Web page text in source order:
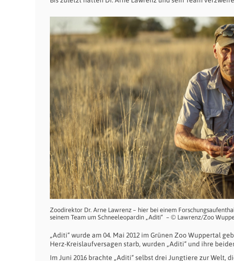
Zoodirektor Dr. Arne Lawrenz – hier bei einem
seinem Team um Schneeleopardin „Aditi“ – © Lawrenz/Zoo
„Aditi“ wurde am 04. Mai 2012 im Grünen Zoo Wuppertal
Herz-Kreislaufversagen starb, wurden „Aditi“ und ihre
Im Juni 2016 brachte „Aditi“ selbst drei Jungtiere zur Welt,